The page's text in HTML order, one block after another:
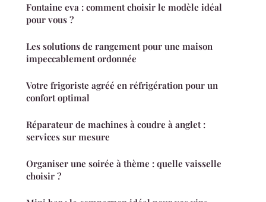
Fontaine eva : comment choisir le modèle idéal
pour vous ?
Les solutions de rangement pour une maison
impeccablement ordonnée
Votre frigoriste agréé en réfrigération pour un
confort optimal
Réparateur de machines à coudre à anglet :
services sur mesure
Organiser une soirée à thème : quelle vaisselle
choisir ?